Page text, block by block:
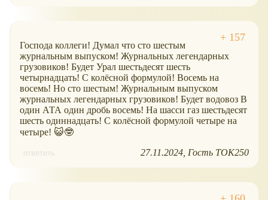
Господа коллеги! Думал что сто шестым
журнальным выпуском! Журнальных легендарных
грузовиков! Будет Урал шестьдесят шесть
четырнадцать! С колёсной формулой! Восемь на
восемь! Но сто шестым! Журнальным выпуском
журнальных легендарных грузовиков! Будет водовоз В
один АТА один дробь восемь! На шасси газ шестьдесят
шесть одиннадцать! С колёсной формулой четыре на
четыре! 😺🤓
ответить 27.11.2024 Гость ТОК250